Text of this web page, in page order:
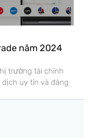
năm 2024
trường tài chính
dịch uy tín và đáng